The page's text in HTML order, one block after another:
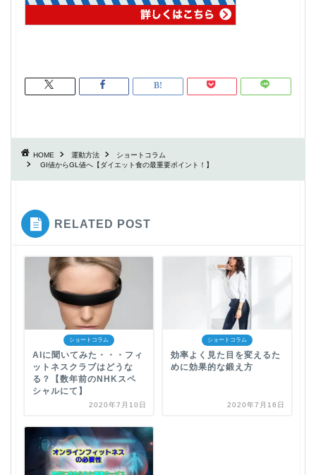
HOME 運動方法
ショートコラム
GI値からGL値へ【ダイエット食の最重要ポイント！】
RELATED POST
ショートコラム
AIに聞いてみた・・・フィ
ットネスクラブはどうな
る？【数年前のNHKスペ
シャルにて】
2020年7月10日
ショートコラム
効率よく見た目を変えるた
めに効果的な鍛え方
2020年7月16日